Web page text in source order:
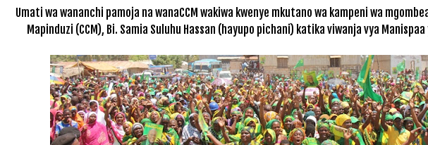
Umati wa wananchi pamoja na wanaCCM wakiwa kwenye mkutano wa kampeni wa
Mapinduzi (CCM), Bi. Samia Suluhu Hassan (hayupo pichani) katika viwanja vya